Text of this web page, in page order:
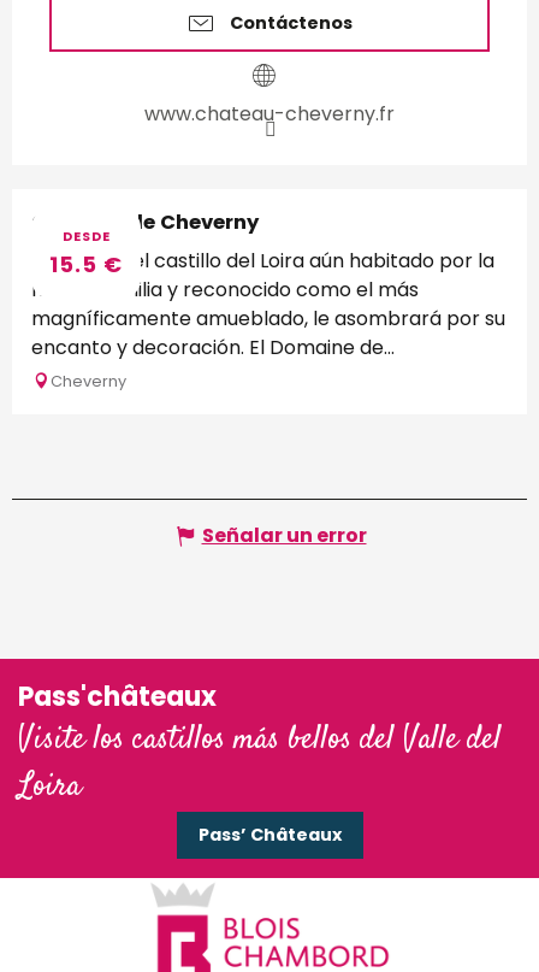
Contáctenos
www.chateau-cheverny.fr
DESDE
15.5 €
Château de Cheverny
Cheverny, el castillo del Loira aún habitado por la
misma familia y reconocido como el más
magníficamente amueblado, le asombrará por su
encanto y decoración. El Domaine de...
Cheverny
Señalar un error
Pass'châteaux
Visite los castillos más bellos del Valle del
Loira
Pass’ Châteaux